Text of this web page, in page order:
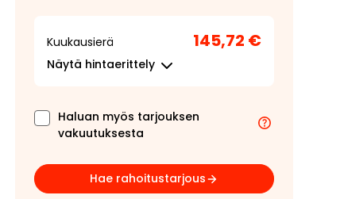
Kuukausierä 145,72 €
Näytä hintaerittely
Haluan myös tarjouksen
vakuutuksesta
Hae rahoitustarjous